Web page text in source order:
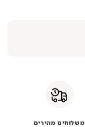
משלוחים מהירים